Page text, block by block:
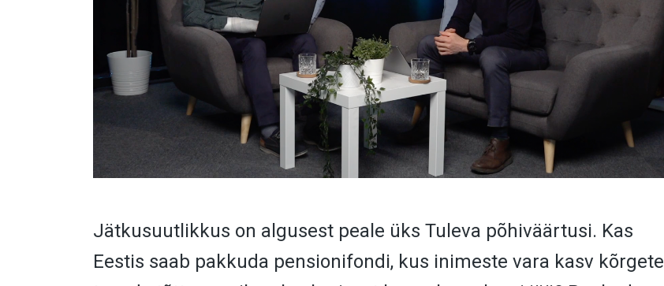
Jätkusuutlikkus on algusest peale üks Tuleva põhiväärtusi. Kas
Eestis saab pakkuda pensionifondi, kus inimeste vara kasv kõrgete